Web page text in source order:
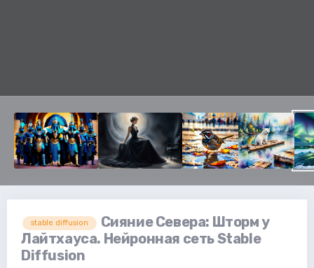
stable diffusion
Сияние Севера: Шторм у
Лайтхауса. Нейронная сеть Stable
Diffusion